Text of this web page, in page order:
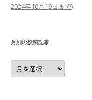
2024年10月19日まで)
月別の投稿記事
月
別
の